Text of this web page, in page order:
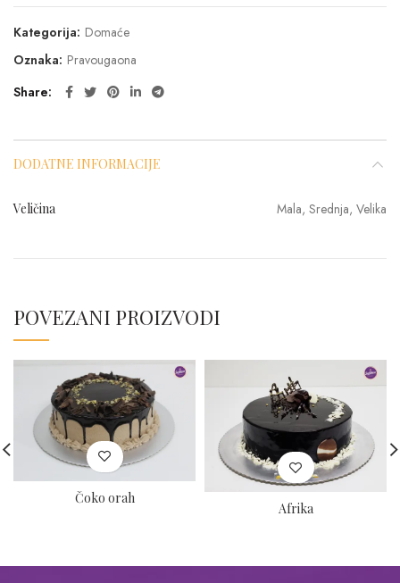
Kategorija: Domaće
Oznaka: Pravougaona
Share
DODATNE INFORMACIJE
Veličina Mala, Srednja, Velika
POVEZANI PROIZVODI
Čoko orah
Afrika